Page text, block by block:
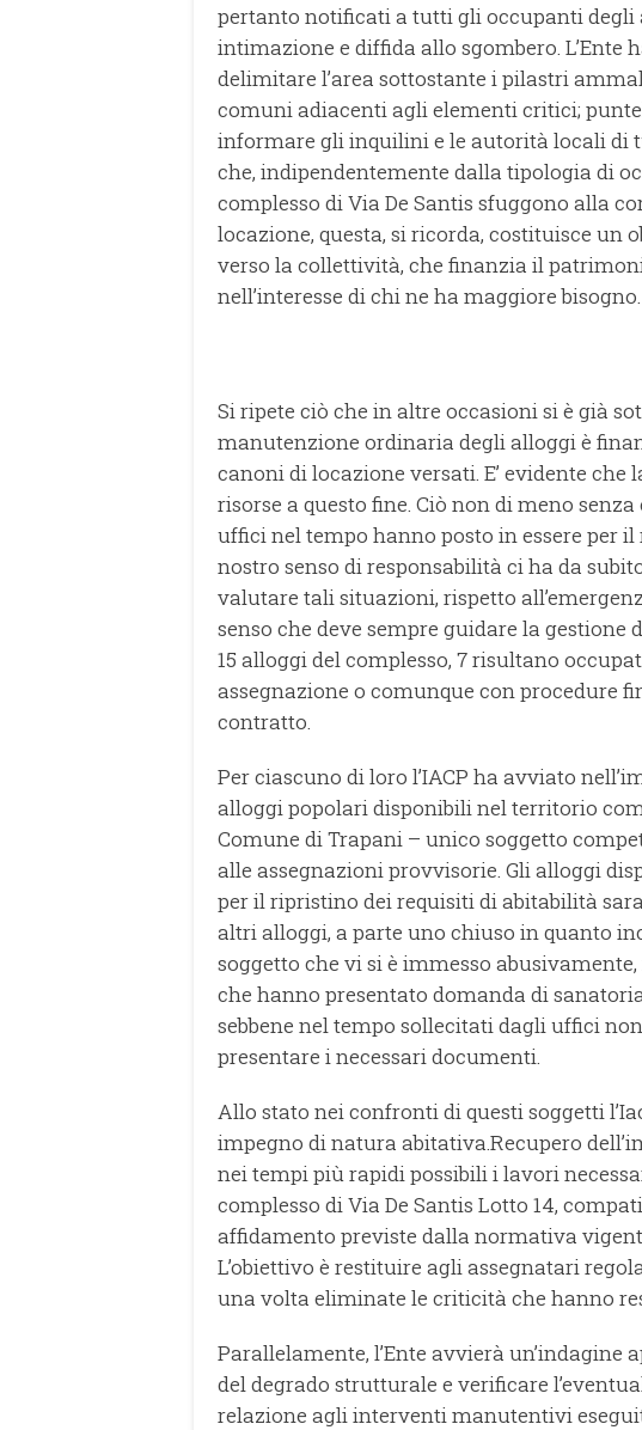
pertanto notificati a tutti gli occupanti
intimazione e diffida allo sgombero. L’Ente
delimitare l’area sottostante i pilastri
comuni adiacenti agli elementi critici;
informare gli inquilini e le autorità locali di
che, indipendentemente dalla tipologia di
complesso di Via De Santis sfuggono alla
locazione, questa, si ricorda, costituisce un
verso la collettività, che finanzia il
nell’interesse di chi ne ha maggiore bisogno.
Si ripete ciò che in altre occasioni si è già
manutenzione ordinaria degli alloggi è
canoni di locazione versati. E’ evidente
risorse a questo fine. Ciò non di meno
uffici nel tempo hanno posto in essere per
nostro senso di responsabilità ci ha da
valutare tali situazioni, rispetto
senso che deve sempre guidare la gestione
15 alloggi del complesso, 7 risultano
assegnazione o comunque con procedure
contratto.
Per ciascuno di loro l’IACP ha avviato
alloggi popolari disponibili nel territorio
Comune di Trapani – unico soggetto
alle assegnazioni provvisorie. Gli alloggi
per il ripristino dei requisiti di abitabilità
altri alloggi, a parte uno chiuso in quanto
soggetto che vi si è immesso
che hanno presentato domanda di
sebbene nel tempo sollecitati dagli uffici
presentare i necessari documenti.
Allo stato nei confronti di questi soggetti
impegno di natura abitativa.Recupero
nei tempi più rapidi possibili i lavori
complesso di Via De Santis Lotto 14,
affidamento previste dalla normativa
L’obiettivo è restituire agli assegnatari
una volta eliminate le criticità che hanno
Parallelamente, l’Ente avvierà un’indagine
del degrado strutturale e verificare
relazione agli interventi manutentivi